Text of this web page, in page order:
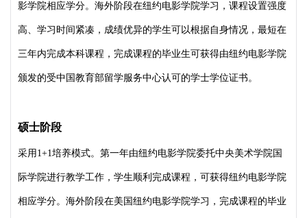
影学院相应学分。海外阶段在纽约电影学院学习，课程设置强度
高、学习时间紧凑，成绩优异的学生可以根据自身情况，最短在
三年内完成本科课程，完成课程的毕业生可获得由纽约电影学院
颁发的受中国教育部留学服务中心认可的学士学位证书。
硕士阶段
采用1+1培养模式。第一年由纽约电影学院委托中央美术学院国
际学院进行教学工作，学生顺利完成课程，可获得纽约电影学院
相应学分。海外阶段在美国纽约电影学院学习，完成课程的毕业